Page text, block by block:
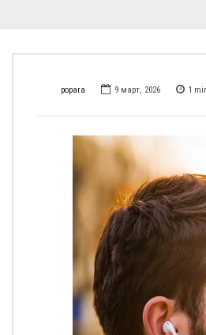
popara 9 март, 2026 1